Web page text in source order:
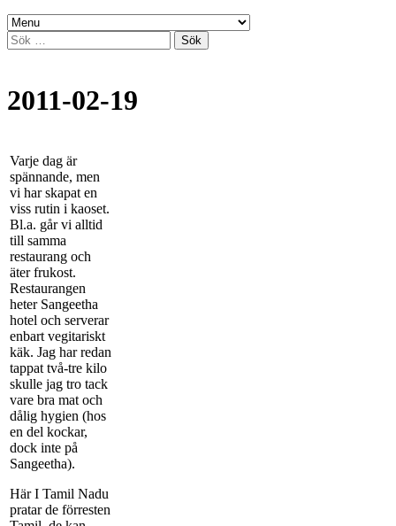
Sök
efter:
2011-02-19
Varje dag är
spännande, men
vi har skapat en
viss rutin i kaoset.
Bl.a. går vi alltid
till samma
restaurang och
äter frukost.
Restaurangen
heter Sangeetha
hotel och serverar
enbart vegitariskt
käk. Jag har redan
tappat två-tre kilo
skulle jag tro tack
vare bra mat och
dålig hygien (hos
en del kockar,
dock inte på
Sangeetha).
Här I Tamil Nadu
pratar de förresten